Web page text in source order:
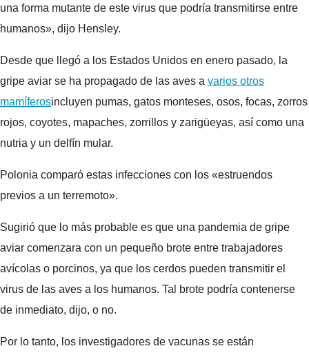
una forma mutante de este virus que podría transmitirse entre
humanos», dijo Hensley.
Desde que llegó a los Estados Unidos en enero pasado, la
gripe aviar se ha propagado de las aves a varios otros
mamíferosincluyen pumas, gatos monteses, osos, focas, zorros
rojos, coyotes, mapaches, zorrillos y zarigüeyas, así como una
nutria y un delfín mular.
Polonia comparó estas infecciones con los «estruendos
previos a un terremoto».
Sugirió que lo más probable es que una pandemia de gripe
aviar comenzara con un pequeño brote entre trabajadores
avícolas o porcinos, ya que los cerdos pueden transmitir el
virus de las aves a los humanos. Tal brote podría contenerse
de inmediato, dijo, o no.
Por lo tanto, los investigadores de vacunas se están